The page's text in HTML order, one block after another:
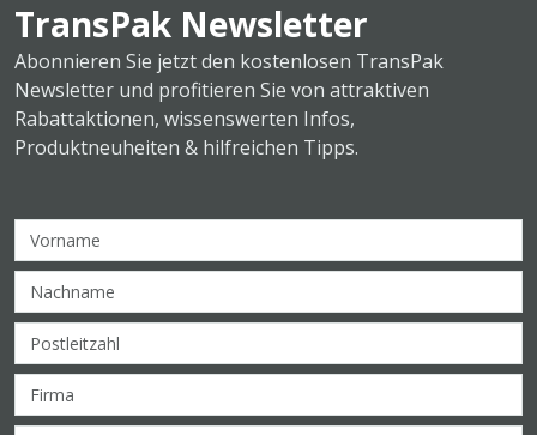
TransPak Newsletter
Abonnieren Sie jetzt den kostenlosen TransPak
Newsletter und profitieren Sie von attraktiven
Rabattaktionen, wissenswerten Infos,
Produktneuheiten & hilfreichen Tipps.